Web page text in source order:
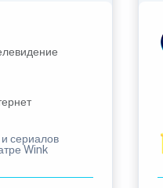
сериалов
Wink